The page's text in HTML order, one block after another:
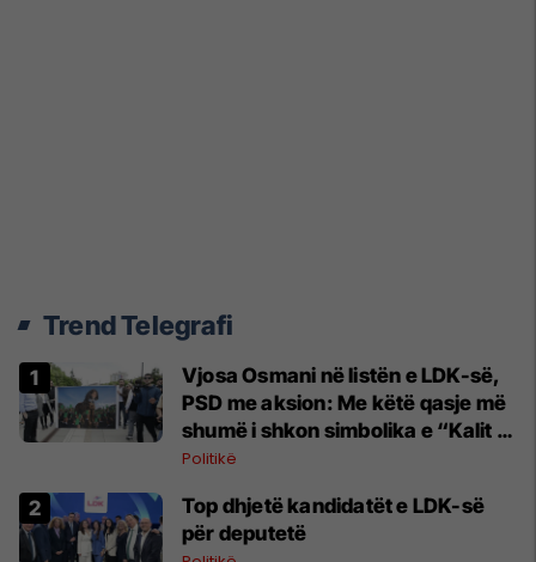
Trend Telegrafi
Vjosa Osmani në listën e LDK-së,
PSD me aksion: Me këtë qasje më
shumë i shkon simbolika e “Kalit të
Trojës”
Politikë
Top dhjetë kandidatët e LDK-së
për deputetë